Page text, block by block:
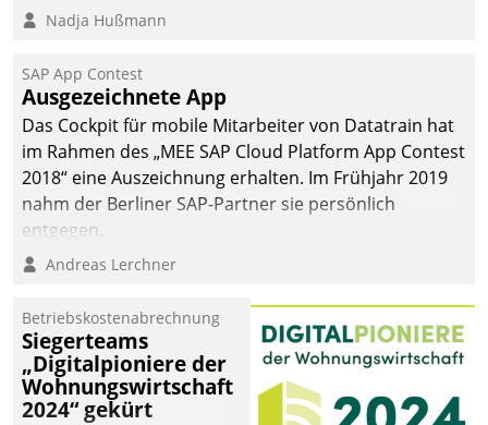
Nadja Hußmann
SAP App Contest
Ausgezeichnete App
Das Cockpit für mobile Mitarbeiter von Datatrain hat
im Rahmen des „MEE SAP Cloud Platform App Contest
2018“ eine Auszeichnung erhalten. Im Frühjahr 2019
nahm der Berliner SAP-Partner sie persönlich
entgegen.
Andreas Lerchner
Betriebskostenabrechnung
Siegerteams
„Digitalpioniere der
Wohnungswirtschaft
2024“ gekürt